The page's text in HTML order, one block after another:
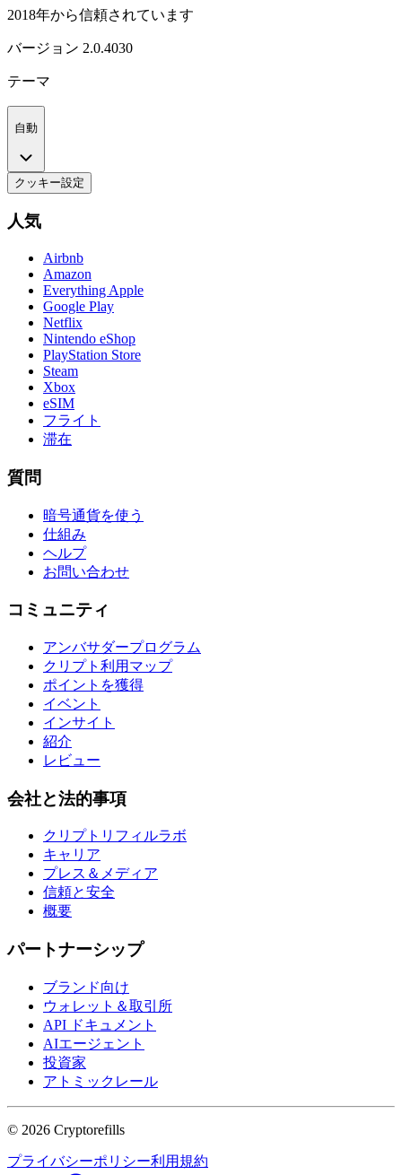
2018年から信頼されています
バージョン 2.0.4030
テーマ
自動
クッキー設定
人気
Airbnb
Amazon
Everything Apple
Google Play
Netflix
Nintendo eShop
PlayStation Store
Steam
Xbox
eSIM
フライト
滞在
質問
暗号通貨を使う
仕組み
ヘルプ
お問い合わせ
コミュニティ
アンバサダープログラム
クリプト利用マップ
ポイントを獲得
イベント
インサイト
紹介
レビュー
会社と法的事項
クリプトリフィルラボ
キャリア
プレス＆メディア
信頼と安全
概要
パートナーシップ
ブランド向け
ウォレット＆取引所
API ドキュメント
AIエージェント
投資家
アトミックレール
© 2026 Cryptorefills
プライバシーポリシー利用規約